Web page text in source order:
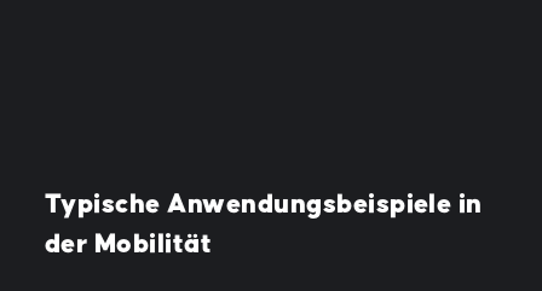
Typische Anwendungsbeispiele in
der Mobilität